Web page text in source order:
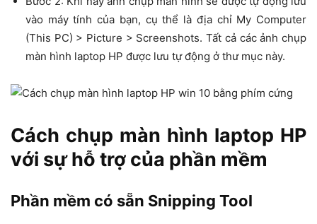
vào máy tính của bạn, cụ thể là địa chỉ My Computer
(This PC) > Picture > Screenshots. Tất cả các ảnh chụp
màn hình laptop HP được lưu tự động ở thư mục này.
Cách chụp màn hình laptop HP
với sự hỗ trợ của phần mềm
Phần mềm có sẵn Snipping Tool